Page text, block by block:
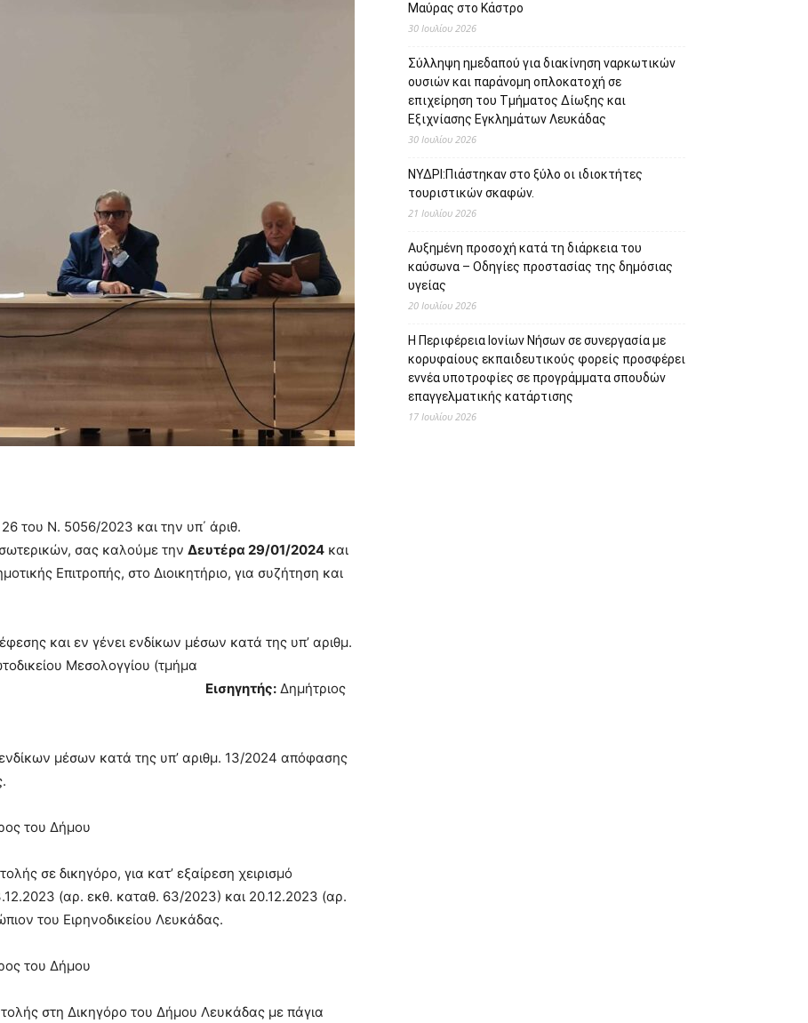
του Ν. 5056/2023 και την υπ΄ άριθ.
σας καλούμε την Δευτέρα 29/01/2024 και
Επιτροπής, στο Διοικητήριο, για συζήτηση και
και εν γένει ενδίκων μέσων κατά της υπ’ αριθμ.
Μεσολογγίου (τμήμα
Εισηγητής: Δημήτριος
μέσων κατά της υπ’ αριθμ. 13/2024 απόφασης
του Δήμου
σε δικηγόρο, για κατ’ εξαίρεση χειρισμό
(αρ. εκθ. καταθ. 63/2023) και 20.12.2023 (αρ.
του Ειρηνοδικείου Λευκάδας.
του Δήμου
στη Δικηγόρο του Δήμου Λευκάδας με πάγια
Μαύρας στο Κάστρο
30 Ιουλίου 2026
Σύλληψη ημεδαπού για διακίνηση ναρκωτικών
ουσιών και παράνομη οπλοκατοχή σε
επιχείρηση του Τμήματος Δίωξης και
Εξιχνίασης Εγκλημάτων Λευκάδας
30 Ιουλίου 2026
ΝΥΔΡΙ:Πιάστηκαν στο ξύλο οι ιδιοκτήτες
τουριστικών σκαφών.
21 Ιουλίου 2026
Αυξημένη προσοχή κατά τη διάρκεια του
καύσωνα – Οδηγίες προστασίας της δημόσιας
υγείας
20 Ιουλίου 2026
Η Περιφέρεια Ιονίων Νήσων σε συνεργασία με
κορυφαίους εκπαιδευτικούς φορείς προσφέρει
εννέα υποτροφίες σε προγράμματα σπουδών
επαγγελματικής κατάρτισης
17 Ιουλίου 2026